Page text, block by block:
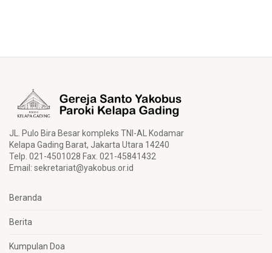
JL. Pulo Bira Besar kompleks TNI-AL Kodamar
Kelapa Gading Barat, Jakarta Utara 14240
Telp. 021-4501028 Fax. 021-45841432
Email: sekretariat@yakobus.or.id
Beranda
Berita
Kumpulan Doa